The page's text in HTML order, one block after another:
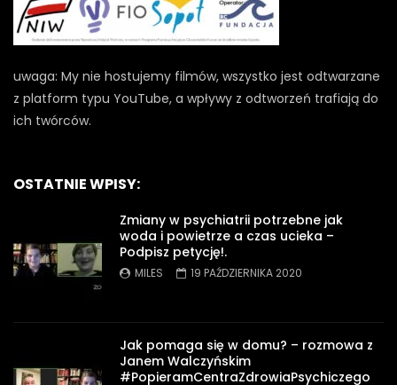
uwaga: My nie hostujemy filmów, wszystko jest odtwarzane
z platform typu YouTube, a wpływy z odtworzeń trafiają do
ich twórców.
OSTATNIE WPISY:
Zmiany w psychiatrii potrzebne jak
woda i powietrze a czas ucieka –
Podpisz petycję!.
MILES 19 PAŹDZIERNIKA 2020
Jak pomaga się w domu? – rozmowa z
Janem Walczyńskim
#PopieramCentraZdrowiaPsychiczego